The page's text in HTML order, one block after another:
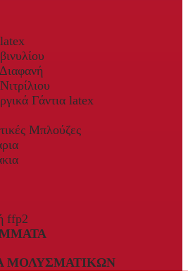
Γάντια latex
Μπλούζες
ffp2
ΜΟΛΥΣΜΑΤΙΚΏΝ